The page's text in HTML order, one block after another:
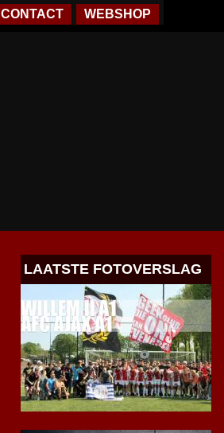
CONTACT WEBSHOP
LAATSTE FOTOVERSLAG